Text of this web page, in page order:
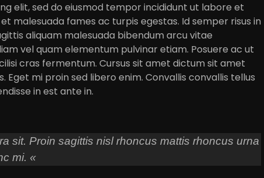
elit, sed do eiusmod tempor incididunt ut labore et
malesuada fames ac turpis egestas. Id semper risus in
aliquam malesuada bibendum arcu vitae
vel quam elementum pulvinar etiam. Posuere ac ut
cras fermentum. Cursus sit amet dictum sit amet
mi proin sed libero enim. Convallis convallis tellus
in est ante in.
sit. Proin sagittis nisl rhoncus mattis rhoncus urna
mi. «